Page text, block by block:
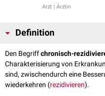
Arzt | Ärztin
Definition
Den Begriffchronisch-
Charakterisierung von
sind, zwischendurch eine
wiederkehren (rezidivieren).